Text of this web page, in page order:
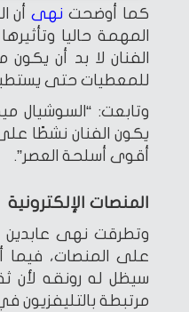
كما أوضحت نهىأن
المهمة حاليا
الفنان لا بد أن
للمعطيات حتى
وتابعت: “السوشيال
يكون الفنان نشطًا
أقوى أسلحة العصر”.
المنصات الإلكترونية
وتطرقت نهى عابدين
على المنصات، فيما
سيظل له رونقه لأن
مرتبطة بالتليفزيون